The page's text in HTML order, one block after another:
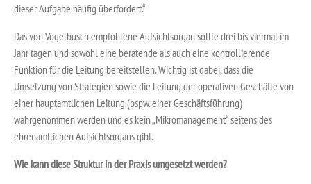
dieser Aufgabe häufig überfordert.“
Das von Vogelbusch empfohlene Aufsichtsorgan sollte drei bis viermal im
Jahr tagen und sowohl eine beratende als auch eine kontrollierende
Funktion für die Leitung bereitstellen. Wichtig ist dabei, dass die
Umsetzung von Strategien sowie die Leitung der operativen Geschäfte von
einer hauptamtlichen Leitung (bspw. einer Geschäftsführung)
wahrgenommen werden und es kein „Mikromanagement“ seitens des
ehrenamtlichen Aufsichtsorgans gibt.
Wie kann diese Struktur in der Praxis umgesetzt werden?